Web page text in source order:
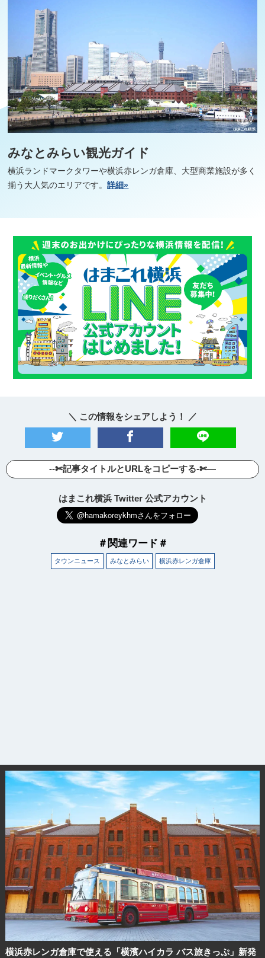
みなとみらい観光ガイド
横浜ランドマークタワーや横浜赤レンガ倉庫、大型商業施設が多く
揃う大人気のエリアです。詳細»
＼ この情報をシェアしよう！ ／
--✄記事タイトルとURLをコピーする-✄—
はまこれ横浜 Twitter 公式アカウント
＃関連ワード＃
タウンニュース みなとみらい 横浜赤レンガ倉庫
横浜赤レンガ倉庫で使える「横濱ハイカラ バス旅きっぷ」新発